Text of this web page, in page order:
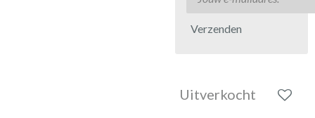
Verzenden
Uitverkocht